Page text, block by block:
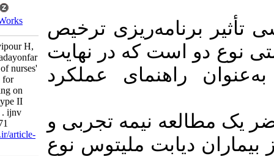
ترخیص
دو است که در نهایت
راهنمای عملکرد
نیمه تجربی و
از بیماران دیابت ملیتوس نوع
Zotero
Dehnabi A, Navipour H,
Radsepehr H, Tadayonfar
M. Presentation of nurses'
functional guide for
discharge planning on
self-efficacy of type II
diabetic patients . ijnv
2017; 6 (2) :60-71
URL:http://ijnv.ir/article-
1-494-fa.html